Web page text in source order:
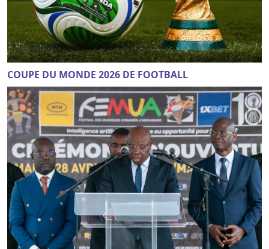
COUPE DU MONDE 2026 DE FOOTBALL